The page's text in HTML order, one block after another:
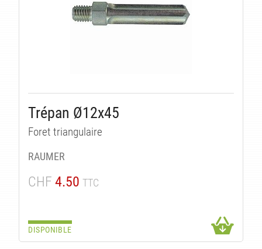
Trépan Ø12x45
Foret triangulaire
RAUMER
CHF 4.50 TTC
DISPONIBLE